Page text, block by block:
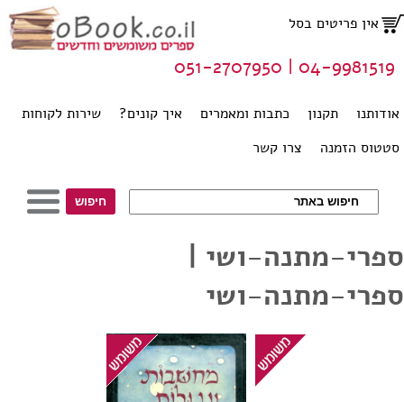
אין פריטים בסל
אודותנו תקנון כתבות ומאמרים איך קונים?
שירות לקוחות
סטטוס הזמנה
צרו קשר
04-9981519 | 051-2707950
ספרי-מתנה-ושי |
ספרי-מתנה-ושי